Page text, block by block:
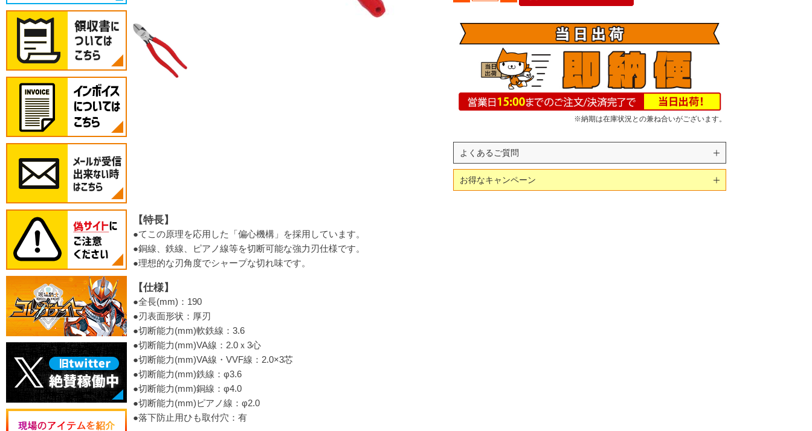
※納期は在庫状況との兼ね合いがございます。
よくあるご質問
お得なキャンペーン
【特長】
●てこの原理を応用した「偏心機構」を採用しています。
●銅線、鉄線、ピアノ線等を切断可能な強力刃仕様です。
●理想的な刃角度でシャープな切れ味です。
【仕様】
●全長(mm)：190
●刃表面形状：厚刃
●切断能力(mm)軟鉄線：3.6
●切断能力(mm)VA線：2.0ｘ3心
●切断能力(mm)VA線・VVF線：2.0×3芯
●切断能力(mm)鉄線：φ3.6
●切断能力(mm)銅線：φ4.0
●切断能力(mm)ピアノ線：φ2.0
●落下防止用ひも取付穴：有